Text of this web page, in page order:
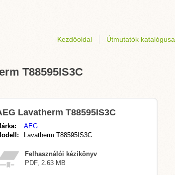
Kezdőoldal Útmutatók katalógusa
T88595IS3C
Lavatherm T88595IS3C
AEG
Lavatherm T88595IS3C
Felhasználói kézikönyv
PDF, 2.63 MB